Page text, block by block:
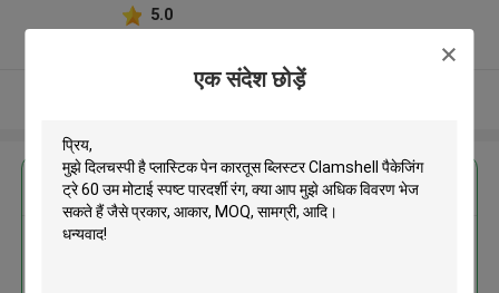
एक संदेश छोड़ें
5.0
सबसे उत्तम प्रतिदान प्राप्त करें